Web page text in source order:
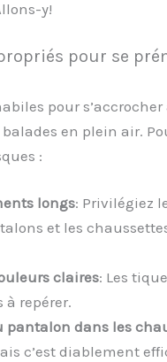
y!
pour se
pour s’accrocher
en plein air.
:
longs: Privilégiez
et les
claires: Les
repérer.
pantalon dans les
c’est diablement